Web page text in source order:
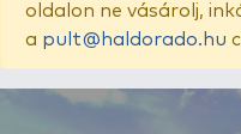
oldalon ne vásárolj,
a pult@haldorado.hu